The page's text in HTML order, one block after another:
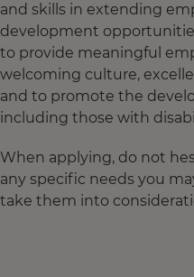
and skills in extending
development
to provide meaningful
welcoming culture,
and to promote the
including those with
When applying, do not
any specific needs you
take them into